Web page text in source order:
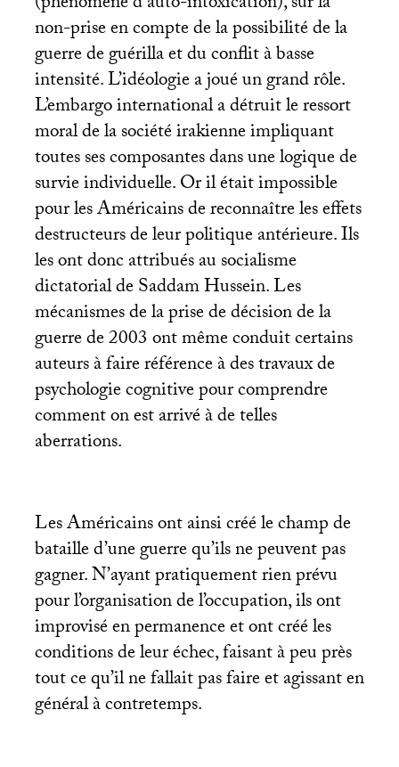
non-prise en compte de la possibilité de la
guerre de guérilla et du conflit à basse
intensité. L’idéologie a joué un grand rôle.
L’embargo international a détruit le ressort
moral de la société irakienne impliquant
toutes ses composantes dans une logique de
survie individuelle. Or il était impossible
pour les Américains de reconnaître les effets
destructeurs de leur politique antérieure. Ils
les ont donc attribués au socialisme
dictatorial de Saddam Hussein. Les
mécanismes de la prise de décision de la
guerre de 2003 ont même conduit certains
auteurs à faire référence à des travaux de
psychologie cognitive pour comprendre
comment on est arrivé à de telles
aberrations.
Les Américains ont ainsi créé le champ de
bataille d’une guerre qu’ils ne peuvent pas
gagner. N’ayant pratiquement rien prévu
pour l’organisation de l’occupation, ils ont
improvisé en permanence et ont créé les
conditions de leur échec, faisant à peu près
tout ce qu’il ne fallait pas faire et agissant en
général à contretemps.